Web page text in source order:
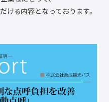
ける内容となっております。